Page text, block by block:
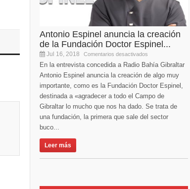
Antonio Espinel anuncia la creación
de la Fundación Doctor Espinel...
Jul 16, 2018 Comentarios desactivados
En la entrevista concedida a Radio Bahía Gibraltar
Antonio Espinel anuncia la creación de algo muy
importante, como es la Fundación Doctor Espinel,
destinada a «agradecer a todo el Campo de
Gibraltar lo mucho que nos ha dado. Se trata de
una fundación, la primera que sale del sector
buco...
Leer más